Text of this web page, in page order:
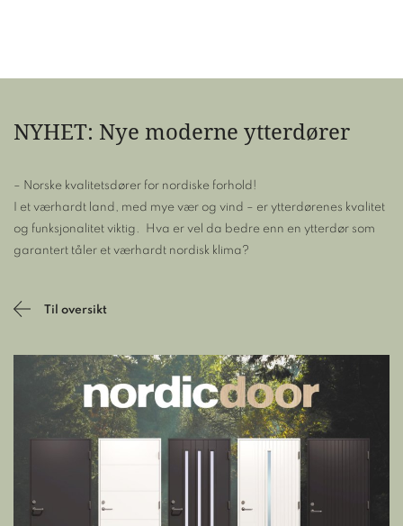
NYHET: Nye moderne ytterdører
– Norske kvalitetsdører for nordiske forhold!
I et værhardt land, med mye vær og vind – er ytterdørenes kvalitet
og funksjonalitet viktig. Hva er vel da bedre enn en ytterdør som
garantert tåler et værhardt nordisk klima?
Til oversikt